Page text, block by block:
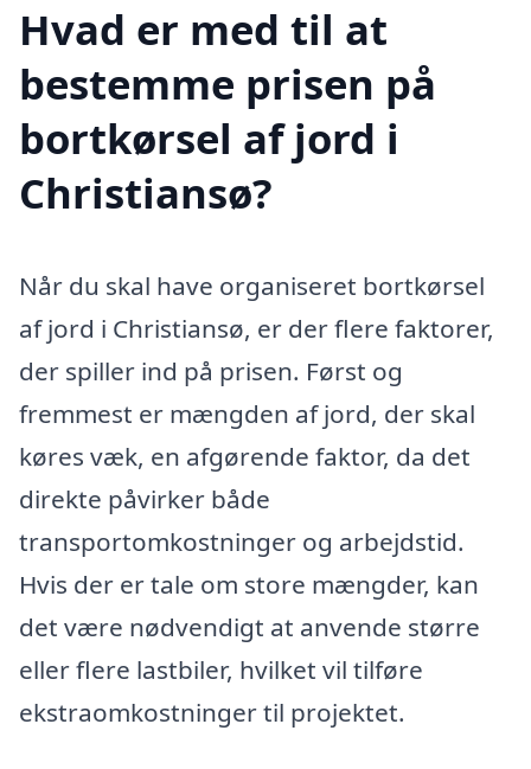
Hvad er med til at
bestemme prisen på
bortkørsel af jord i
Christiansø?
Når du skal have organiseret bortkørsel
af jord i Christiansø, er der flere faktorer,
der spiller ind på prisen. Først og
fremmest er mængden af jord, der skal
køres væk, en afgørende faktor, da det
direkte påvirker både
transportomkostninger og arbejdstid.
Hvis der er tale om store mængder, kan
det være nødvendigt at anvende større
eller flere lastbiler, hvilket vil tilføre
ekstraomkostninger til projektet.